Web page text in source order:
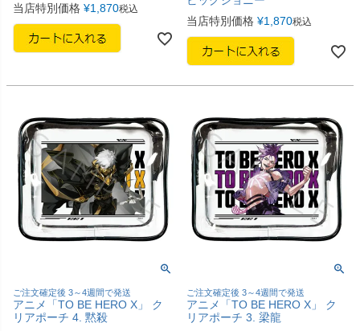
当店特別価格 ¥1,870税込
当店特別価格 ¥1,870税込
ご注文確定後 3～4週間で発送
アニメ「TO BE HERO X」 ク
リアポーチ 4. 黙殺
ご注文確定後 3～4週間で発送
アニメ「TO BE HERO X」 ク
リアポーチ 3. 梁龍